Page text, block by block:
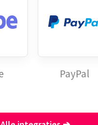
PayPal